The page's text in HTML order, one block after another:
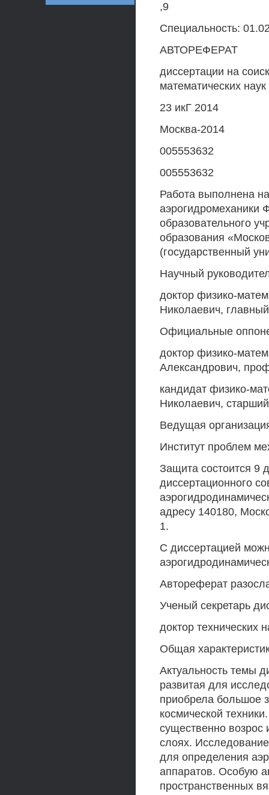
,9
Специальность:
АВТОРЕФЕРАТ
диссертации на
математических наук
23 икГ 2014
Москва-2014
005553632
005553632
Работа выполнена
аэрогидромеханики
образовательного
образования
(государственный
Научный
доктор физико-
Николаевич,
Официальные
доктор физико-
Александрович,
кандидат физико-
Николаевич,
Ведущая
Институт проблем
Защита состоится 9
диссертационного
адресу 140180,
1.
С диссертацией
Автореферат
Ученый секретарь
доктор технических
Общая
Актуальность темы
развитая для
приобрела большое
космической
существенно возрос
слоях.
для определения
аппаратов. Особую
пространственных